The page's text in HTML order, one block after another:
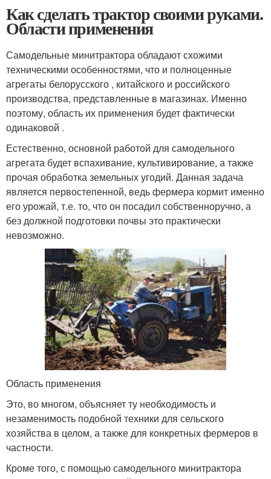
Как сделать трактор своими руками.
Области применения
Самодельные минитрактора обладают схожими
техническими особенностями, что и полноценные
агрегаты белорусского , китайского и российского
производства, представленные в магазинах. Именно
поэтому, область их применения будет фактически
одинаковой .
Естественно, основной работой для самодельного
агрегата будет вспахивание, культивирование, а также
прочая обработка земельных угодий. Данная задача
является первостепенной, ведь фермера кормит именно
его урожай, т.е. то, что он посадил собственноручно, а
без должной подготовки почвы это практически
невозможно.
Область применения
Это, во многом, объясняет ту необходимость и
незаменимость подобной техники для сельского
хозяйства в целом, а также для конкретных фермеров в
частности.
Кроме того, с помощью самодельного минитрактора